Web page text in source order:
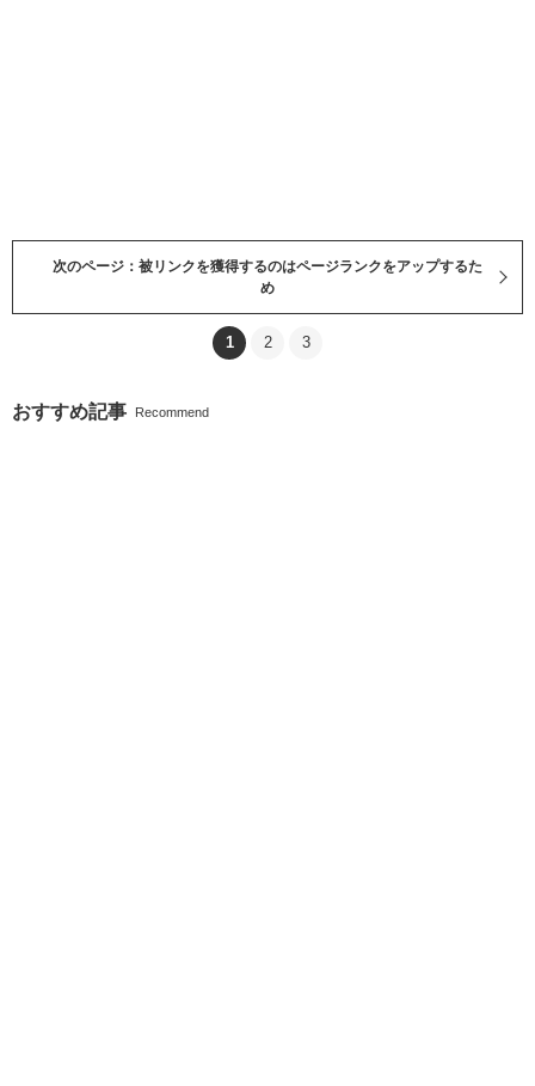
次のページ：被リンクを獲得するのはページランクをアップするた
め
1 2 3
おすすめ記事 Recommend